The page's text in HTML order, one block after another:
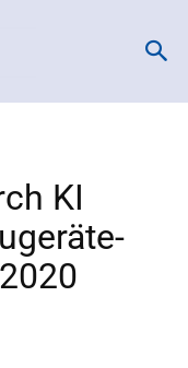
KI